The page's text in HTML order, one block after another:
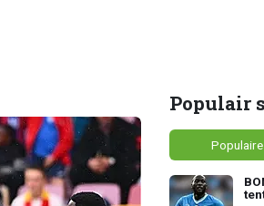
Populair
Populaire